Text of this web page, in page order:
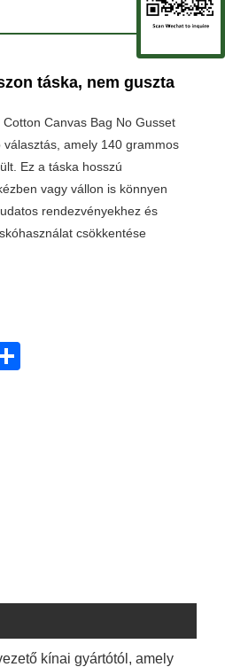
táska, nem guszta
Canvas Bag No Gusset
amely 140 grammos
Ez a táska hosszú
vagy vállon is könnyen
rendezvényekhez és
csökkentése
kínai gyártótól, amely